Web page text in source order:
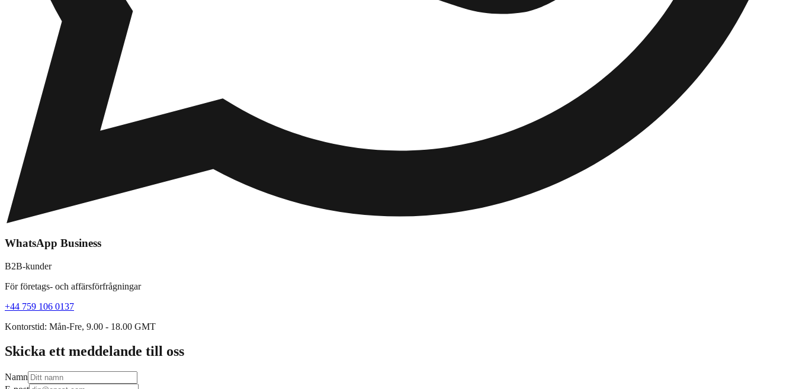
WhatsApp Business
B2B-kunder
För företags- och affärsförfrågningar
+44 759 106 0137
Kontorstid: Mån-Fre, 9.00 - 18.00 GMT
Skicka ett meddelande till oss
Namn